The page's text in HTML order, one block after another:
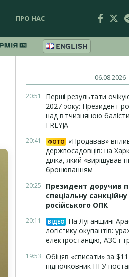
ПРО НАС
ENGLISH
06.08.2026
20:51
Перші результати
2027 року: Президент
над вітчизняною
FREYJA
20:41 ФОТО
«Продавав»
держпосадовців: на
ділка, який «вирішував
бронюванням
20:25
Президент доручив
спеціальну
російського ОПК
20:11 ВІДЕО
На Луганщині
логістику окупантів:
електростанцію, АЗС і
19:53 Обіцяв «списати» за
підполковник НГУ